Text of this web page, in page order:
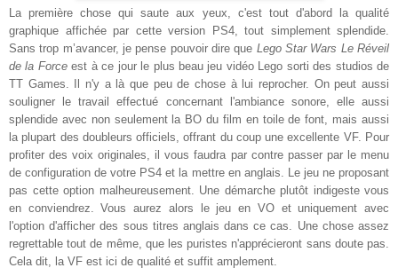
La première chose qui saute aux yeux, c'est tout d'abord la qualité
graphique affichée par cette version PS4, tout simplement splendide.
Sans trop m’avancer, je pense pouvoir dire que Lego Star Wars Le Réveil
de la Forceest à ce jourle plus beau jeu vidéo Lego sorti des studios de
TT Games. Il n'y a là que peu de chose à lui reprocher. On peut aussi
souligner le travail effectué concernant l'ambiance sonore, elle aussi
splendide avec non seulement la BO du film en toile de font, mais aussi
la plupart des doubl eurs officiels, offrant du coup une excellente VF. Pour
profiter des voix originales, il vous faudra par contre passer par le menu
de configuration de votre PS4 et la mettre en anglais. Le jeu ne proposant
pas cette option malheureusement. Une démarche plutôt indigeste vous
en conviendrez.Vous aurez alors le jeu en VO et uniquement avec
l'option d'afficher des sous titres anglais dans ce cas. Une chose assez
regrettable tout de même, que les puristes n'apprécieront sans doute pas.
Cela dit, la VF est ici de qualité et suffit amplement.